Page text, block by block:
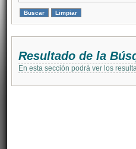
Resultado de la
En esta sección podrá ver los